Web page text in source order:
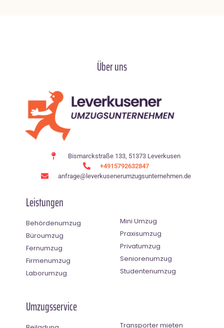
Über uns
Bismarckstraße 133, 51373 Leverkusen
+4915792632847
anfrage@leverkusenerumzugsunternehmen.de
Leistungen
Behördenumzug
Büroumzug
Fernumzug
Firmenumzug
Laborumzug
Mini Umzug
Praxisumzug
Privatumzug
Seniorenumzug
Studentenumzug
Umzugsservice
Transporter mieten